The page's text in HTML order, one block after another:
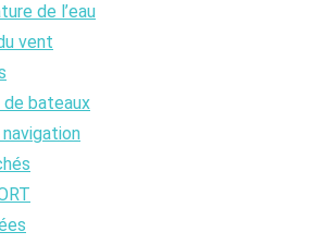
de l’eau
vent
bateaux